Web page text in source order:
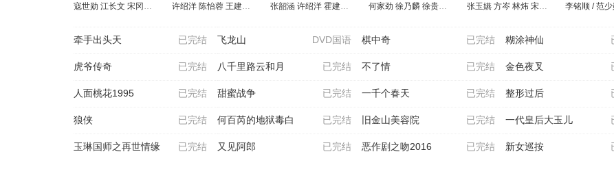
寇世勋 江长文 宋冈陵 姜厚任 胡锦 许文全 沈乃相 张慧亚 卢碧云 戈伟如
许绍洋 陈怡蓉 王建隆 林韦君 陈乔恩 周传雄
张韶涵 许绍洋 霍建华 林韦君 徐洁儿 梁修身 刘瑞琪 温兆伦 王欣逸 许育菱 戈伟如
何家劲 徐乃麟 徐贵樱 刘瑞琪 铁孟秋 杨泽中 凡伟 陈真真 郑美顺 杜
张玉嬿 方岑 林炜 宋达民
已完结
牵手出头天 DVD国语
飞龙山 已完结
棋中奇 糊涂神仙
已完结
虎爷传奇 已完结
八千里路云和月 已完结
不了情 金色夜叉
已完结
人面桃花1995 已完结
甜蜜战争 已完结
一千个春天 整形过后
已完结
狼侠 已完结
何百芮的地狱毒白 已完结
旧金山美容院 一代皇后大玉儿
已完结
玉琳国师之再世情缘 已完结
又见阿郎 已完结
恶作剧之吻2016 新女巡按